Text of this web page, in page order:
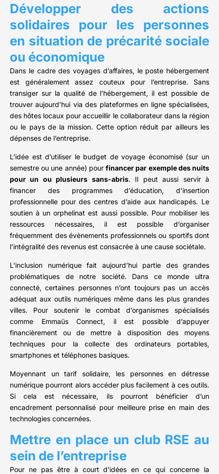
Développer des actions
solidaires pour les personnes
en situation de précarité sociale
ou économique
Dans le cadre des voyages d’affaires, le poste hébergement
est généralement assez couteux pour l’entreprise. Sans
transiger sur la qualité de l’hébergement, il est possible de
trouver aujourd’hui via des plateformes en ligne spécialisées,
des hôtes locaux pour accueillir le collaborateur dans la région
ou le pays de la mission. Cette option réduit par ailleurs les
dépenses de l’entreprise.
L’idée est d’utiliser le budget de voyage économisé (sur un
semestre ou une année) pourfinancer par exemple des nuits
pour un ou plusieurs sans-abris. Il peut aussi servir à
financer des programmes d’éducation, d’insertion
professionnelle pour des centres d’aide aux handicapés. Le
soutien à un orphelinat est aussi possible. Pour mobiliser les
ressources nécessaires, il est possible d’organiser
fréquemment des évènements professionnels ou sportifs dont
l’intégralité des revenus est consacrée à une cause sociétale.
L’inclusion numérique fait aujourd’hui partie des grandes
problématiques de notre société. Dans ce monde ultra
connecté, certaines personnes n’ont toujours pas un accès
adéquat aux outils numériques même dans les plus grandes
villes. Pour soutenir le combat d’organismes spécialisés
comme Emmaüs Connect, il est possible d’appuyer
financièrement ou de mettre à disposition des moyens
techniques pour la collecte des ordinateurs portables,
smartphones et téléphones basiques.
Moyennant un tarif solidaire, les personnes en détresse
numérique pourront alors accéder plus facilement à ces outils.
Si cela est nécessaire, ils pourront bénéficier d’un
encadrement personnalisé pour meilleure prise en main des
technologies concernées.
Mettre en place un club RSE au
sein de l’entreprise
Pour ne pas être à court d’idées en ce qui concerne la